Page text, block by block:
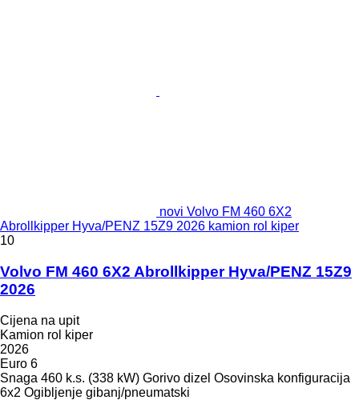
novi Volvo FM 460 6X2
Abrollkipper Hyva/PENZ 15Z9 2026 kamion rol kiper
10
Volvo FM 460 6X2 Abrollkipper Hyva/PENZ 15Z9
2026
Cijena na upit
Kamion rol kiper
2026
Euro 6
Snaga 460 k.s. (338 kW) Gorivo dizel Osovinska konfiguracija
6x2 Ogibljenje gibanj/pneumatski